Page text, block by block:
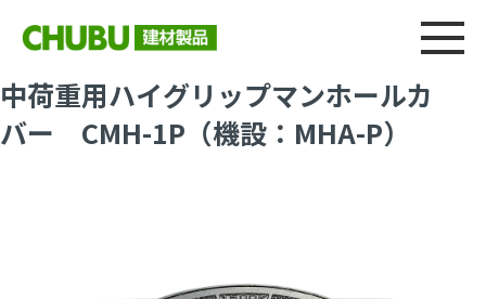
総合
中荷重用ハイグリップマンホールカ
バー CMH-1P（機設：MHA-P）